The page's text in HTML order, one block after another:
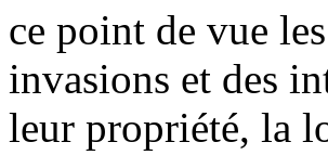
ce point de vue
invasions et des
leur propriété, la